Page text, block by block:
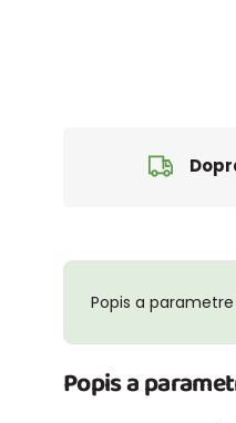
Popis a parametre
Popis a